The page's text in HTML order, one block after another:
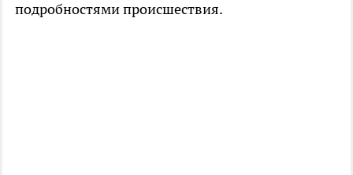
подробностями происшествия.